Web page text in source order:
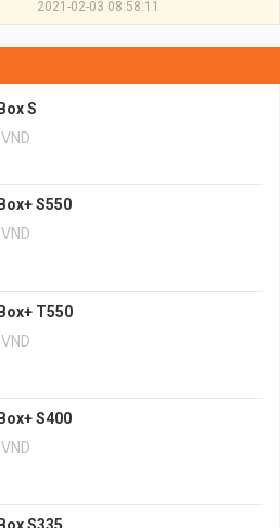
2021-02-03 08:58:11
S
VND
S550
VND
T550
VND
S400
VND